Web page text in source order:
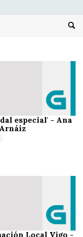
especial' - Ana
Local Vigo -